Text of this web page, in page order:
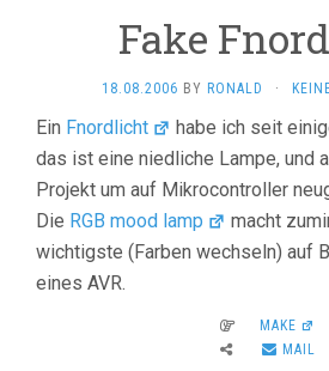
Fake
18.08.2006 BY RONALD ·
Ein Fnordlicht
habe ich seit
das ist eine niedliche Lampe, und
Projekt um auf Mikrocontroller
Die RGB mood lamp
macht
wichtigste (Farben wechseln) auf
eines AVR.
MAKE
MAIL